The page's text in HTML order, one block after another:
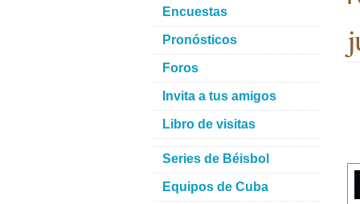
Encuestas
Pronósticos
Foros
Invita a tus amigos
Libro de visitas
Series de Béisbol
Equipos de Cuba